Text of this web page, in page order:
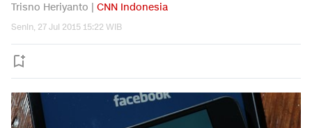
Trisno Heriyanto | CNN Indonesia
Senin, 27 Jul 2015 15:22 WIB